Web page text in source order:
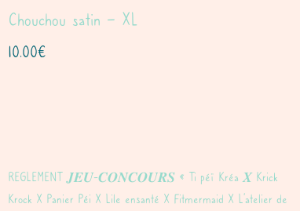
Chouchou satin – XL
10.00€
REGLEMENT 𝑱𝑬𝑼-𝑪𝑶𝑵𝑪𝑶𝑼𝑹𝑺 « Ti péï Kréa 𝑿 Krick
Krock X Panier Péi X Lile ensanté X Fitmermaid X L’atelier de